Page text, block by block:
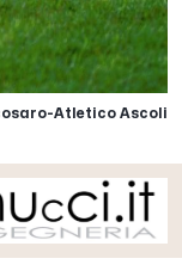
Atletico Ascoli